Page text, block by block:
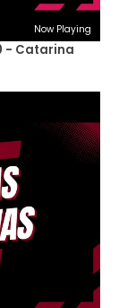
Now Playing
- Catarina